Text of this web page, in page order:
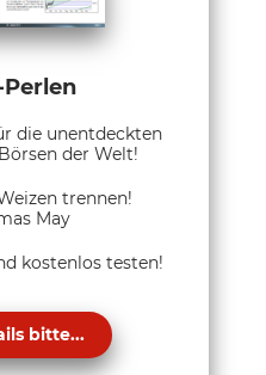
die unentdeckten
der Welt!
trennen!
May
kostenlos testen!
bitte...